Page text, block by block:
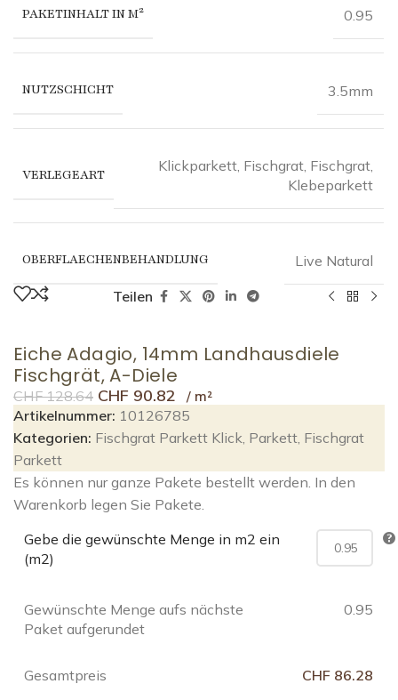
PAKETINHALT IN M² 0.95
NUTZSCHICHT 3.5mm
VERLEGEART Klickparkett, Fischgrat, Fischgrat,
Klebeparkett
OBERFLAECHENBEHANDLUNG Live Natural
Teilen
Eiche Adagio, 14mm Landhausdiele
Fischgrät, A-Diele
CHF128.64 CHF 90.82
Artikelnummer: 10126785
Kategorien: Fischgrat Parkett Klick, Parkett, Fischgrat
Parkett
Es können nur ganze Pakete bestellt werden. In den
Warenkorb legen Sie Pakete.
Gebe die gewünschte Menge in m2 ein
(m2)
Gewünschte Menge aufs nächste
Paket aufgerundet
0.95
Gesamtpreis CHF 86.28